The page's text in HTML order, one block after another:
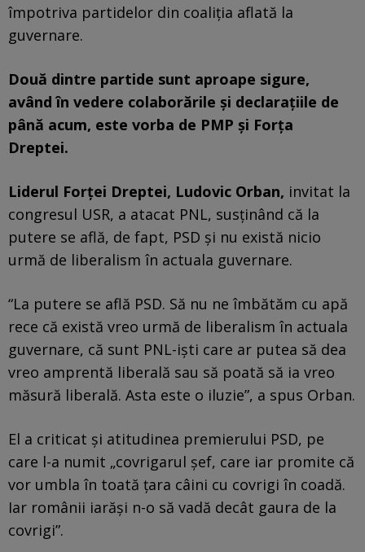
împotriva partidelor din coaliția aflată la
guvernare.
Două dintre partide sunt aproape sigure,
având în vedere colaborările și declarațiile de
până acum, este vorba de PMP și Forța
Dreptei.
Liderul Forței Dreptei, Ludovic Orban, invitat la
congresul USR, a atacat PNL, susținând că la
putere se află, de fapt, PSD și nu există nicio
urmă de liberalism în actuala guvernare.
“La putere se află PSD. Să nu ne îmbătăm cu apă
rece că există vreo urmă de liberalism în actuala
guvernare, că sunt PNL-işti care ar putea să dea
vreo amprentă liberală sau să poată să ia vreo
măsură liberală. Asta este o iluzie”, a spus Orban.
El a criticat și atitudinea premierului PSD, pe
care l-a numit „covrigarul șef, care iar promite că
vor umbla în toată ţara câini cu covrigi în coadă.
Iar românii iarăşi n-o să vadă decât gaura de la
covrigi”.